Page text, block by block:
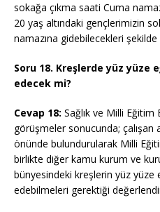
sokağa çıkma saati Cuma
20 yaş altındaki gençlerimizin
namazına gidebilecekleri
Soru 18. Kreşlerde yüz
edecek mi?
Cevap 18: Sağlık ve Milli Eğitim
görüşmeler sonucunda; çalışan
önünde bulundurularak Milli
birlikte diğer kamu kurum ve
bünyesindeki kreşlerin yüz
edebilmeleri gerektiği